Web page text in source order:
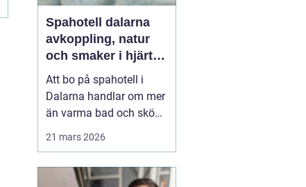
Spahotell dalarna
avkoppling, natur
och smaker i hjärtat
av landskapet
Att bo på spahotell i
Dalarna handlar om mer
än varma bad och sköna
dalagårdar med historia
21 mars 2026